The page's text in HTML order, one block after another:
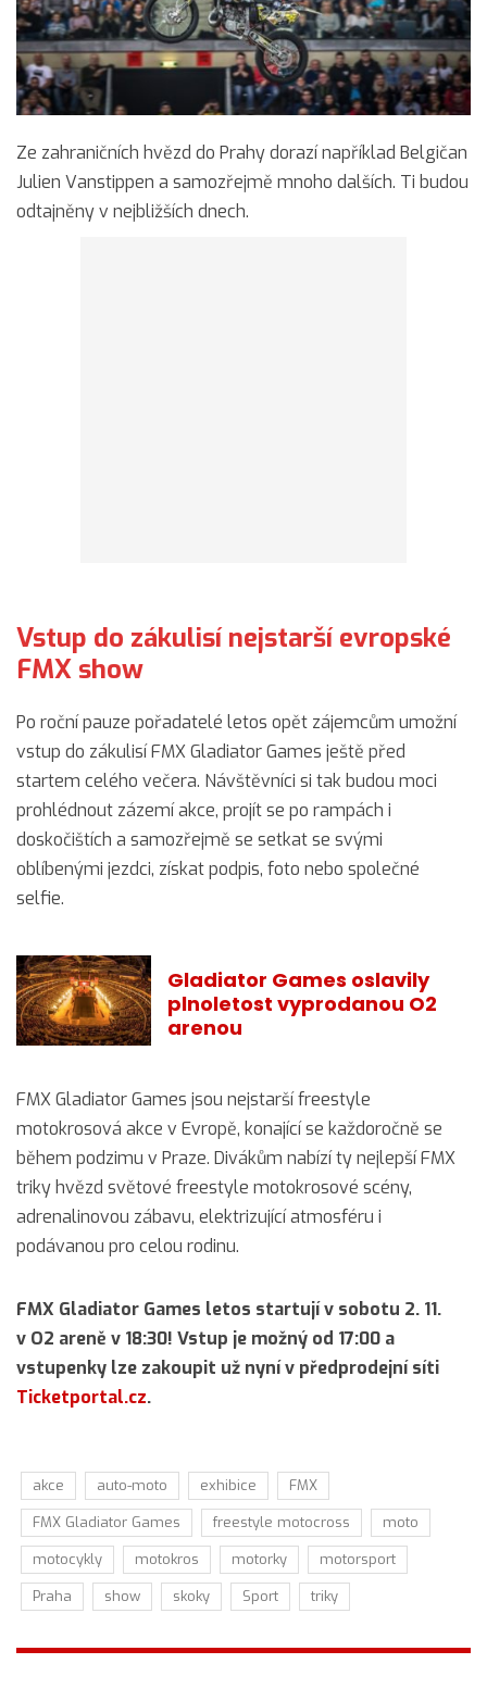
Ze zahraničních hvězd do Prahy dorazí například Belgičan
Julien Vanstippen a samozřejmě mnoho dalších. Ti budou
odtajněny v nejbližších dnech.
Vstup do zákulisí nejstarší evropské
FMX show
Po roční pauze pořadatelé letos opět zájemcům umožní
vstup do zákulisí FMX Gladiator Games ještě před
startem celého večera. Návštěvníci si tak budou moci
prohlédnout zázemí akce, projít se po rampách i
doskočištích a samozřejmě se setkat se svými
oblíbenými jezdci, získat podpis, foto nebo společné
selfie.
Gladiator Games oslavily
plnoletost vyprodanou O2
arenou
FMX Gladiator Games jsou nejstarší freestyle
motokrosová akce v Evropě, konající se každoročně se
během podzimu v Praze. Divákům nabízí ty nejlepší FMX
triky hvězd světové freestyle motokrosové scény,
adrenalinovou zábavu, elektrizující atmosféru i
podávanou pro celou rodinu.
FMX Gladiator Games letos startují v sobotu 2. 11.
v O2 areně v 18:30! Vstup je možný od 17:00 a
vstupenky lze zakoupit už nyní v předprodejní síti
Ticketportal.cz.
akce auto-moto exhibice
FMX
FMX Gladiator Games
freestyle motocross
moto
motocykly
motokros motorky
motorsport
Praha
show skoky Sport triky